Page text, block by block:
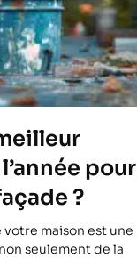
pour
?
maison est une
seulement de la